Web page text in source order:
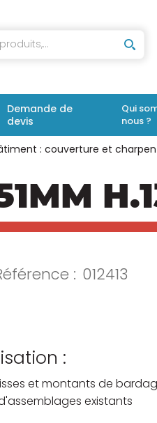
Demande de
devis
Qui
nous ?
: couverture et
: 012413
:
et montants de
existants